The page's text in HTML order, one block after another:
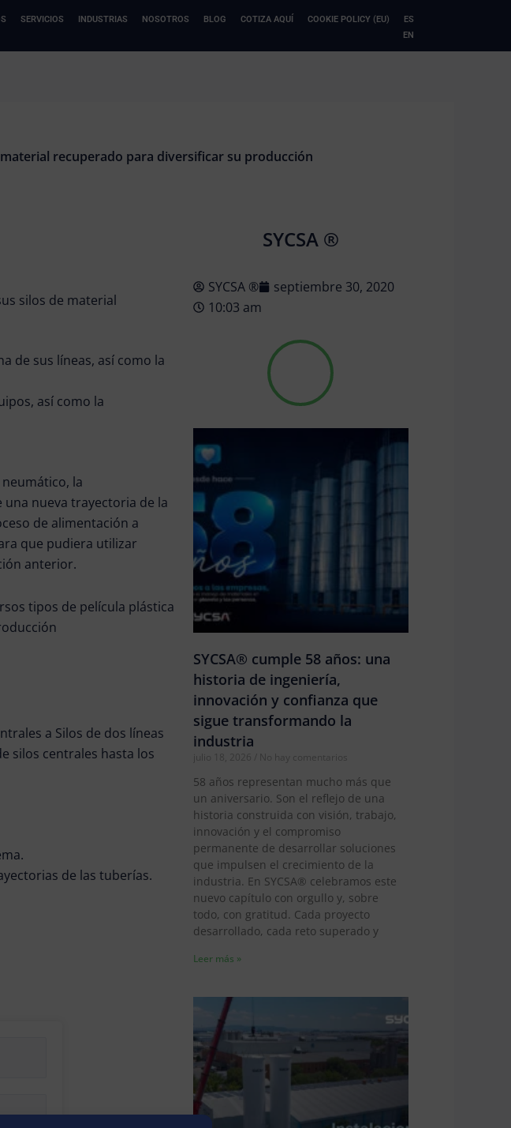
SERVICIOS INDUSTRIAS NOSOTROS BLOG COTIZA AQUÍ COOKIE POLICY (EU)
ES
EN
recuperado para diversificar su producción
silos de material
de sus líneas, así como la
así como la
la
nueva trayectoria de la
de alimentación a
que pudiera utilizar
anterior.
tipos de película plástica
a Silos de dos líneas
silos centrales hasta los
de las tuberías.
SYCSA ®
SYCSA ®
septiembre 30, 2020
10:03 am
SYCSA® cumple 58 años: una
historia de ingeniería,
innovación y confianza que
sigue transformando la
industria
julio 18, 2026 No hay comentarios
58 años representan mucho más que
un aniversario. Son el reflejo de una
historia construida con visión, trabajo,
innovación y el compromiso
permanente de desarrollar soluciones
que impulsen el crecimiento de la
industria. En SYCSA® celebramos este
nuevo capítulo con orgullo y, sobre
todo, con gratitud. Cada proyecto
desarrollado, cada reto superado y
Leer más »